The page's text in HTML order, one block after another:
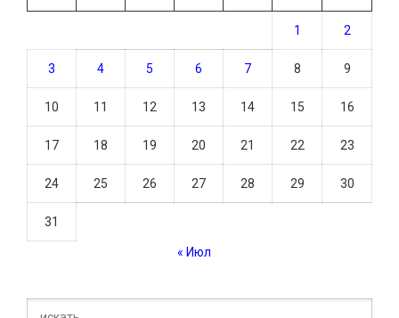
1 2
3 4 5 6 7 8 9
10 11 12 13 14 15 16
17 18 19 20 21 22 23
24 25 26 27 28 29 30
31
« Июл